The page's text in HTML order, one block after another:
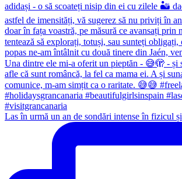
Las în urmă un an de sondări intense în fizicul și